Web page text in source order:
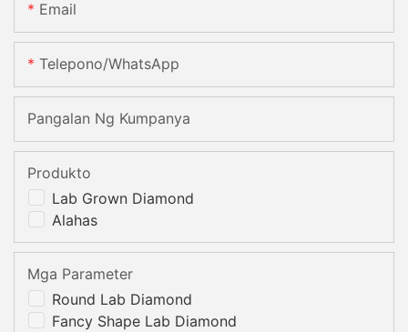
Email
Telepono/WhatsApp
Pangalan Ng Kumpanya
Lab Grown Diamond
Alahas
Produkto
Round Lab Diamond
Fancy Shape Lab Diamond
Mga Parameter